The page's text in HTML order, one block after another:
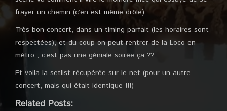
frayer un chemin (c’en est même drôle).
Très bon concert, dans un timing parfait (les horaires sont
respectées), et du coup on peut rentrer de la Loco en
métro , c’est pas une géniale soirée ça ??
Et voila la setlist récupérée sur le net (pour un autre
concert, mais qui était identique !!!)
Related Posts: